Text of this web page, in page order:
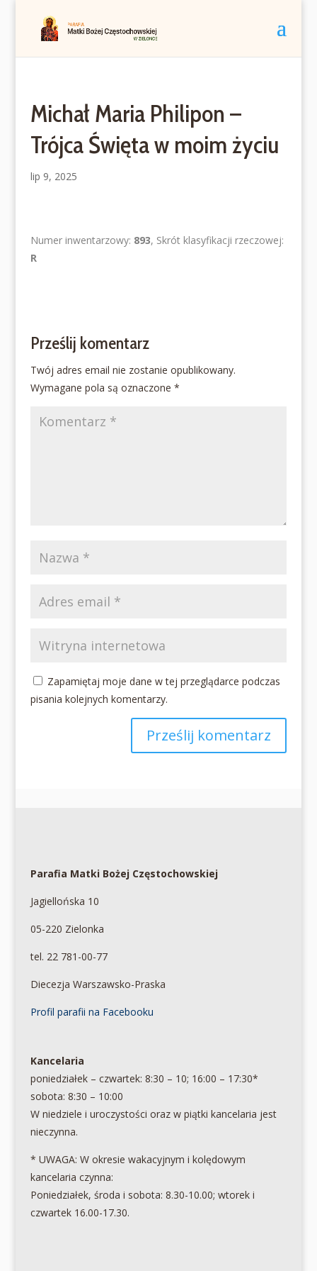
Michał Maria Philipon –
Trójca Święta w moim życiu
lip 9, 2025
Numer inwentarzowy: 893, Skrót klasyfikacji rzeczowej:
R
Prześlij komentarz
Twój adres email nie zostanie opublikowany.
Wymagane pola są oznaczone *
Zapamiętaj moje dane w tej przeglądarce podczas
pisania kolejnych komentarzy.
Parafia Matki Bożej Częstochowskiej
Jagiellońska 10
05-220 Zielonka
tel. 22 781-00-77
Diecezja Warszawsko-Praska
Profil parafii na Facebooku
Kancelaria
poniedziałek – czwartek: 8:30 – 10; 16:00 – 17:30*
sobota: 8:30 – 10:00
W niedziele i uroczystości oraz w piątki kancelaria jest
nieczynna.
* UWAGA: W okresie wakacyjnym i kolędowym
kancelaria czynna:
Poniedziałek, środa i sobota: 8.30-10.00; wtorek i
czwartek 16.00-17.30.